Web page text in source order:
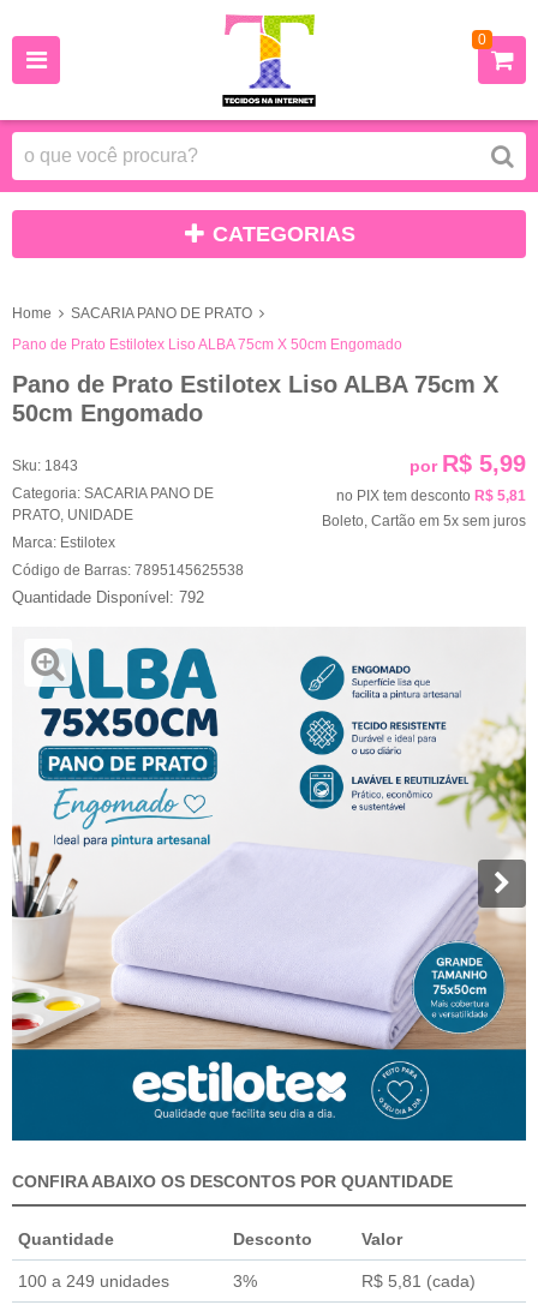
0
CATEGORIAS
Home
SACARIA PANO DE PRATO
Pano de Prato Estilotex Liso ALBA 75cm X 50cm Engomado
Pano de Prato Estilotex Liso ALBA 75cm X
50cm Engomado
Sku: 1843
Categoria: SACARIA PANO DE
PRATO UNIDADE
Marca: Estilotex
Código de Barras: 7895145625538
792
por R$ 5,99
no PIX tem desconto R$ 5,81
Boleto, Cartão em 5x sem juros
CONFIRA ABAIXO OS DESCONTOS POR QUANTIDADE
Quantidade Desconto Valor
100 a 249 unidades 3% R$ 5,81 (cada)